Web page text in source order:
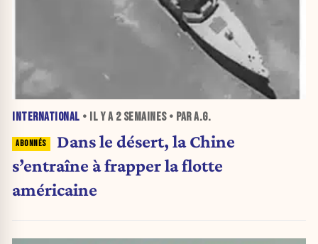
INTERNATIONAL • IL Y A 2 SEMAINES• PAR A.G.
Dans le désert, la Chine
s’entraîne à frapper la flotte
américaine